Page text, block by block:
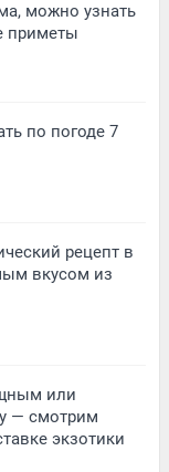
можно узнать
приметы
по погоде 7
рецепт в
вкусом из
или
— смотрим
экзотики